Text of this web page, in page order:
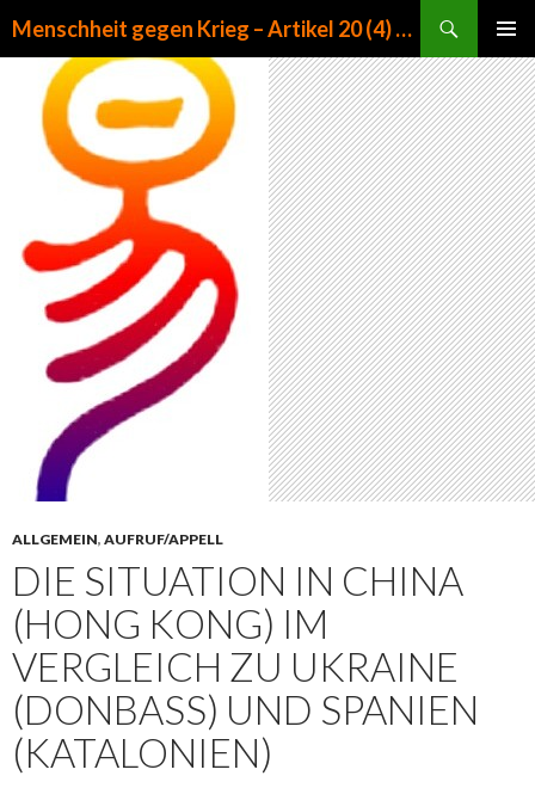
Menschheit gegen Krieg – Artikel 20 (4) GG
MENÜ
ALLGEMEIN, AUFRUF/APPELL
DIE SITUATION IN CHINA
(HONG KONG) IM
VERGLEICH ZU UKRAINE
(DONBASS) UND SPANIEN
(KATALONIEN)